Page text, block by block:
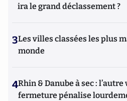
ira le grand déclassement ?
3Les villes classées les plus
monde
4Rhin & Danube à sec : l’autre
fermeture pénalise